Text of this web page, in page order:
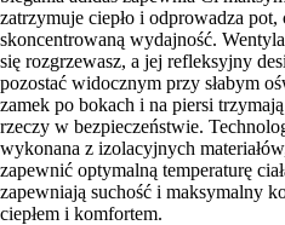
zatrzymuje ciepło i odprowadza pot,
skoncentrowaną wydajność.
się rozgrzewasz, a jej refleksyjny
pozostać widocznym przy słabym
zamek po bokach i na piersi
rzeczy w bezpieczeństwie.
wykonana z izolacyjnych
zapewnić optymalną temperaturę
zapewniają suchość i maksymalny
ciepłem i komfortem.